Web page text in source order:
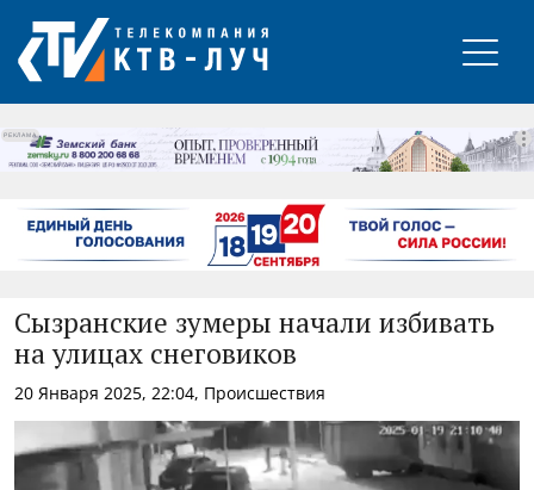
РЕКЛАМА
Сызранские зумеры начали избивать
на улицах снеговиков
20 Января 2025, 22:04, Происшествия